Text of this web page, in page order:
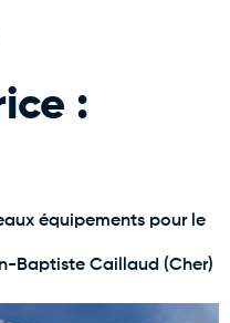
:
équipements pour le
Baptiste Caillaud (Cher)